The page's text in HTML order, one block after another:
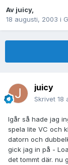
Av juicy,
18 augusti, 2003 i
juicy
Skrivet 18
Igår så hade jag
spela lite VC och
datorn och
gick jag in på -
det tommt där. nu